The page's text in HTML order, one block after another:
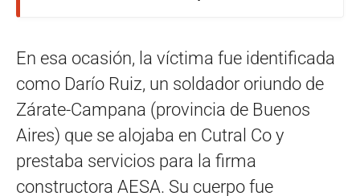
En esa ocasión, la víctima fue identificada
como Darío Ruiz, un soldador oriundo de
Zárate-Campana (provincia de Buenos
Aires) que se alojaba en Cutral Co y
prestaba servicios para la firma
constructora AESA. Su cuerpo fue